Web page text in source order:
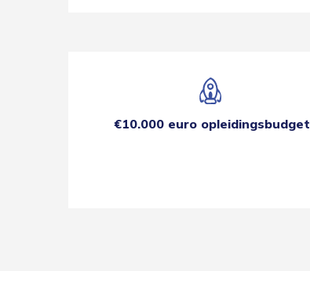
€10.000 euro opleidingsbudget